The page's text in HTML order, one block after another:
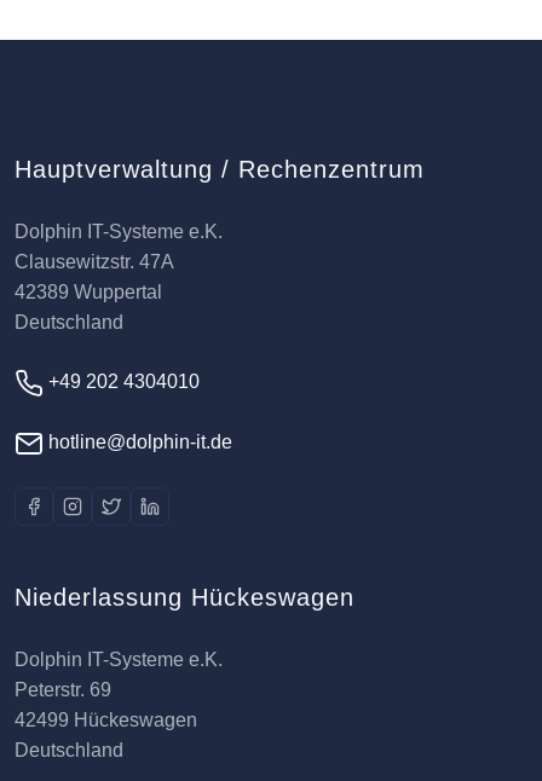
Hauptverwaltung / Rechenzentrum
Dolphin IT-Systeme e.K.
Clausewitzstr. 47A
42389 Wuppertal
Deutschland
+49 202 4304010
hotline@dolphin-it.de
Niederlassung Hückeswagen
Dolphin IT-Systeme e.K.
Peterstr. 69
42499 Hückeswagen
Deutschland